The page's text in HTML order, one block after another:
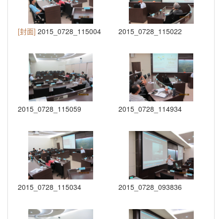
[封面] 2015_0728_115004 2015_0728_115022
2015_0728_115059 2015_0728_114934
2015_0728_115034 2015_0728_093836